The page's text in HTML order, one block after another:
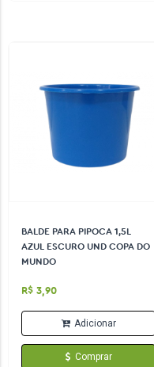
BALDE PARA PIPOCA 1,5L
AZUL ESCURO UND COPA DO
MUNDO
R$ 3,90
Adicionar
Comprar